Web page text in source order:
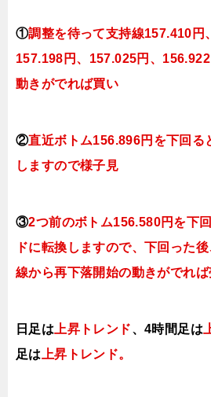
①調整を待って支持線157.410円
157.198円、157.025円、
動きがでれば買い
②直近ボトム156.896円を下回る
しますので様子見
③2つ前のボトム156.580円を下
ドに転換しますので、下回った
線から再下落開始の動きがでれば
日足は 上昇トレンド、4時間足は
足は
上昇トレンド。